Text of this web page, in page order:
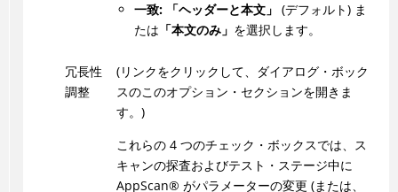
一致:
「ヘッダーと本文」 (デフォルト) ま
たは 「本文のみ」 を選択します。
冗長性
調整
(リンクをクリックして、ダイアログ・ボック
スのこのオプション・セクションを開きま
す。)
これらの 4 つのチェック・ボックスでは、ス
キャンの探査およびテスト・ステージ中に
AppScan® がパラメーターの変更 (または、